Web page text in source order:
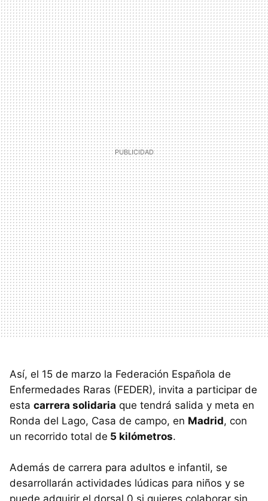
Así, el 15 de marzo la Federación Española de
Enfermedades Raras (FEDER), invita a participar de
esta carrera solidaria que tendrá salida y meta en
Ronda del Lago, Casa de campo, en Madrid, con
un recorrido total de 5 kilómetros.
Además de carrera para adultos e infantil, se
desarrollarán actividades lúdicas para niños y se
puede adquirir el dorsal 0 si quieres colaborar sin